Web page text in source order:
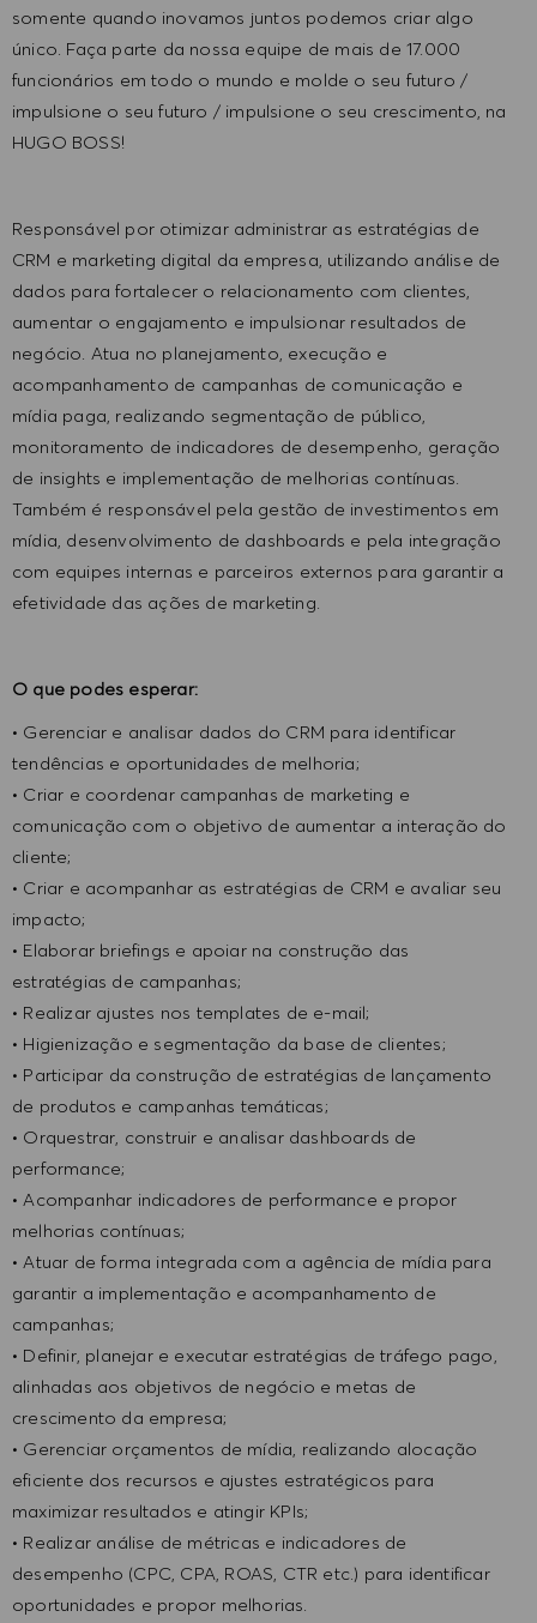
somente quando inovamos juntos podemos criar algo
único. Faça parte da nossa equipe de mais de 17.000
funcionários em todo o mundo e molde o seu futuro /
impulsione o seu futuro / impulsione o seu crescimento, na
HUGO BOSS!
Responsável por otimizar administrar as estratégias de
CRM e marketing digital da empresa, utilizando análise de
dados para fortalecer o relacionamento com clientes,
aumentar o engajamento e impulsionar resultados de
negócio. Atua no planejamento, execução e
acompanhamento de campanhas de comunicação e
mídia paga, realizando segmentação de público,
monitoramento de indicadores de desempenho, geração
de insights e implementação de melhorias contínuas.
Também é responsável pela gestão de investimentos em
mídia, desenvolvimento de dashboards e pela integração
com equipes internas e parceiros externos para garantir a
efetividade das ações de marketing.
O que podes esperar:
• Gerenciar e analisar dados do CRM para identificar
tendências e oportunidades de melhoria;
• Criar e coordenar campanhas de marketing e
comunicação com o objetivo de aumentar a interação do
cliente;
• Criar e acompanhar as estratégias de CRM e avaliar seu
impacto;
• Elaborar briefings e apoiar na construção das
estratégias de campanhas;
• Realizar ajustes nos templates de e-mail;
• Higienização e segmentação da base de clientes;
• Participar da construção de estratégias de lançamento
de produtos e campanhas temáticas;
• Orquestrar, construir e analisar dashboards de
performance;
• Acompanhar indicadores de performance e propor
melhorias contínuas;
• Atuar de forma integrada com a agência de mídia para
garantir a implementação e acompanhamento de
campanhas;
• Definir, planejar e executar estratégias de tráfego pago,
alinhadas aos objetivos de negócio e metas de
crescimento da empresa;
• Gerenciar orçamentos de mídia, realizando alocação
eficiente dos recursos e ajustes estratégicos para
maximizar resultados e atingir KPIs;
• Realizar análise de métricas e indicadores de
desempenho (CPC, CPA, ROAS, CTR etc.) para identificar
oportunidades e propor melhorias.